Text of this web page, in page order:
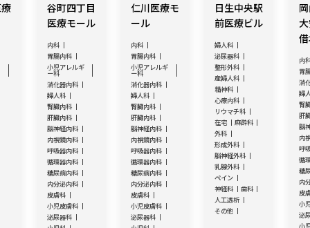
谷町四丁目
医療モール
内科
胃腸内科
小児アレルギ
ー科
消化器内科
婦人科
腎臓内科
肝臓内科
脳神経内科
内視鏡内科
呼吸器内科
循環器内科
糖尿病内科
内分泌内科
皮膚科
小児皮膚科
泌尿器科
仁川医療モ
ール
内科
胃腸内科
小児アレルギ
ー科
消化器内科
婦人科
腎臓内科
肝臓内科
脳神経内科
内視鏡内科
呼吸器内科
循環器内科
糖尿病内科
内分泌内科
皮膚科
小児皮膚科
泌尿器科
日生中央駅
前医療ビル
婦人科
泌尿器科
整形外科
産婦人科
精神科
心療内科
リウマチ科
在宅
麻酔科
外科
形成外科
脳神経外科
乳腺外科
ペイン
神経科
歯科
人工透析
その他
内
胃
消
婦
腎
肝
脳
内
呼
循
糖
内
皮
小
泌